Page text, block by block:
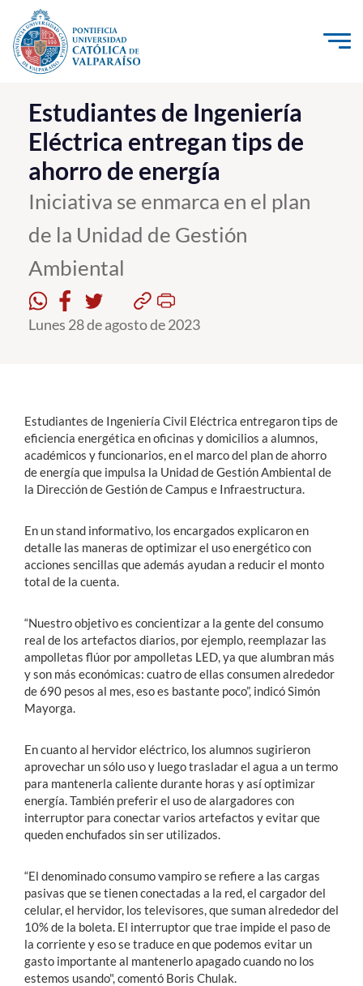
Click acá para ir directamente al contenido
La Universidad
Investigación, Creación e Innovación
PUCV Internacional
Vinculación con el Medio
Admisión
Pregrado
Postgrado
Académicos
Funcionarios
Alumni
English
Estudiantes de Ingeniería
Eléctrica entregan tips de
ahorro de energía
Iniciativa se enmarca en el plan
de la Unidad de Gestión
Ambiental
Lunes 28 de agosto de 2023
Estudiantes de Ingeniería Civil Eléctrica entregaron tips de
eficiencia energética en oficinas y domicilios a alumnos,
académicos y funcionarios, en el marco del plan de ahorro
de energía que impulsa la Unidad de Gestión Ambiental de
la Dirección de Gestión de Campus e Infraestructura.
En un stand informativo, los encargados explicaron en
detalle las maneras de optimizar el uso energético con
acciones sencillas que además ayudan a reducir el monto
total de la cuenta.
“Nuestro objetivo es concientizar a la gente del consumo
real de los artefactos diarios, por ejemplo, reemplazar las
ampolletas flúor por ampolletas LED, ya que alumbran más
y son más económicas: cuatro de ellas consumen alrededor
de 690 pesos al mes, eso es bastante poco”, indicó Simón
Mayorga.
En cuanto al hervidor eléctrico, los alumnos sugirieron
aprovechar un sólo uso y luego trasladar el agua a un termo
para mantenerla caliente durante horas y así optimizar
energía. También preferir el uso de alargadores con
interruptor para conectar varios artefactos y evitar que
queden enchufados sin ser utilizados.
“El denominado consumo vampiro se refiere a las cargas
pasivas que se tienen conectadas a la red, el cargador del
celular, el hervidor, los televisores, que suman alrededor del
10% de la boleta. El interruptor que trae impide el paso de
la corriente y eso se traduce en que podemos evitar un
gasto importante al mantenerlo apagado cuando no los
estemos usando", comentó Boris Chulak.